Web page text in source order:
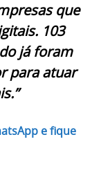
que
103
já foram
para atuar
e fique